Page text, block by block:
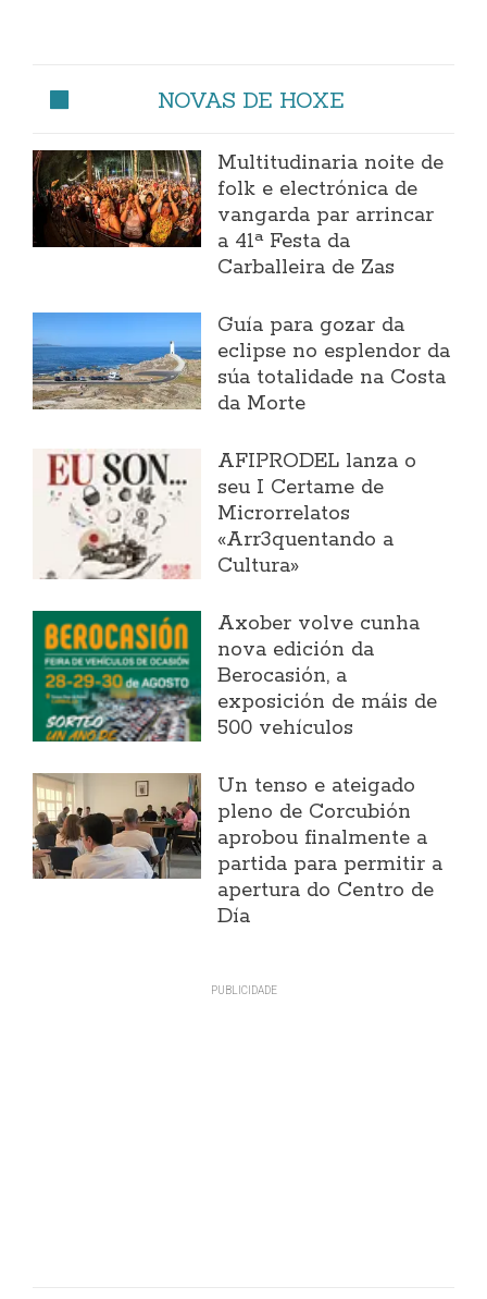
NOVAS DE HOXE
Multitudinaria noite de
folk e electrónica de
vangarda par arrincar
a 41ª Festa da
Carballeira de Zas
Guía para gozar da
eclipse no esplendor da
súa totalidade na Costa
da Morte
AFIPRODEL lanza o
seu I Certame de
Microrrelatos
«Arr3quentando a
Cultura»
Axober volve cunha
nova edición da
Berocasión, a
exposición de máis de
500 vehículos
Un tenso e ateigado
pleno de Corcubión
aprobou finalmente a
partida para permitir a
apertura do Centro de
Día